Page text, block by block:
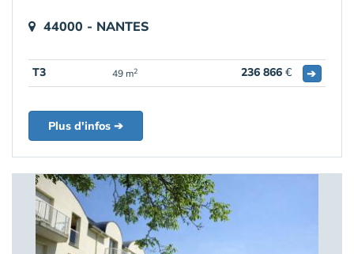
44000 - NANTES
T3 49 m2 236 866 € ➔
Plus d'infos ➔